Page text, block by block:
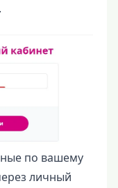
по вашему
личный